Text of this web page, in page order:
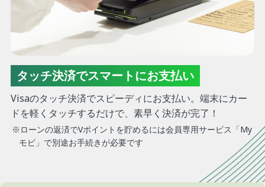
タッチ決済でスマートにお支払い
Visaのタッチ決済でスピーディにお支払い。端末にカー
ドを軽くタッチするだけで、素早く決済が完了！
※ローンの返済でVポイントを貯めるには会員専用サービス「My
モビ」で別途お手続きが必要です